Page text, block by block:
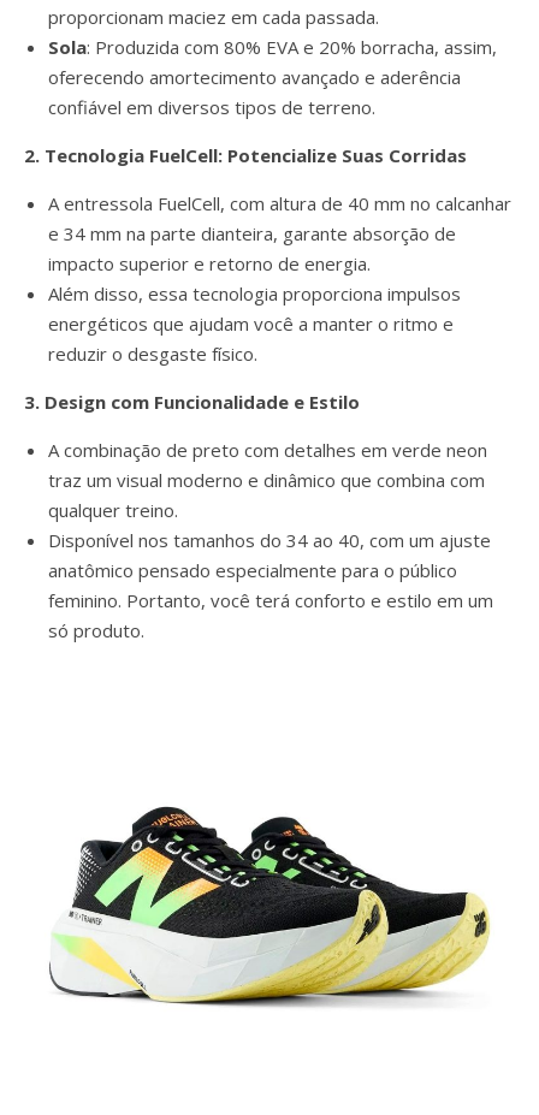
proporcionam maciez em cada passada.
Sola: Produzida com 80% EVA e 20% borracha, assim,
oferecendo amortecimento avançado e aderência
confiável em diversos tipos de terreno.
2. Tecnologia FuelCell: Potencialize Suas Corridas
A entressola FuelCell, com altura de 40 mm no calcanhar
e 34 mm na parte dianteira, garante absorção de
impacto superior e retorno de energia.
Além disso, essa tecnologia proporciona impulsos
energéticos que ajudam você a manter o ritmo e
reduzir o desgaste físico.
3. Design com Funcionalidade e Estilo
A combinação de preto com detalhes em verde neon
traz um visual moderno e dinâmico que combina com
qualquer treino.
Disponível nos tamanhos do 34 ao 40, com um ajuste
anatômico pensado especialmente para o público
feminino. Portanto, você terá conforto e estilo em um
só produto.